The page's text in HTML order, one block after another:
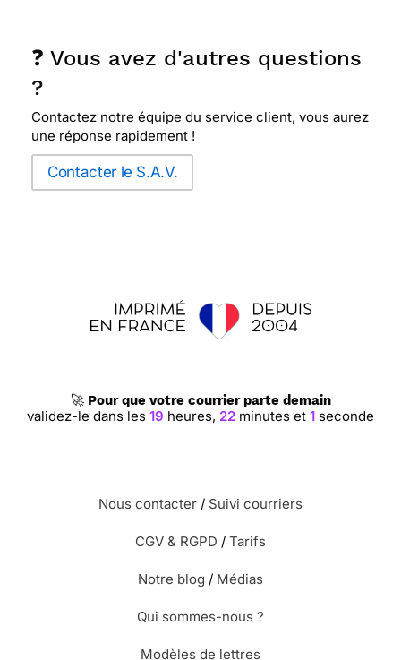
❓ Vous avez d'autres questions
?
Contactez notre équipe du service client, vous aurez
une réponse rapidement !
Contacter le S.A.V.
🚀 Pour que votre courrier parte demain
validez-le dans les19heures,22minutes et0secondes
Nous contacter / Suivi courriers
CGV & RGPD / Tarifs
Notre blog / Médias
Qui sommes-nous ?
Modèles de lettres